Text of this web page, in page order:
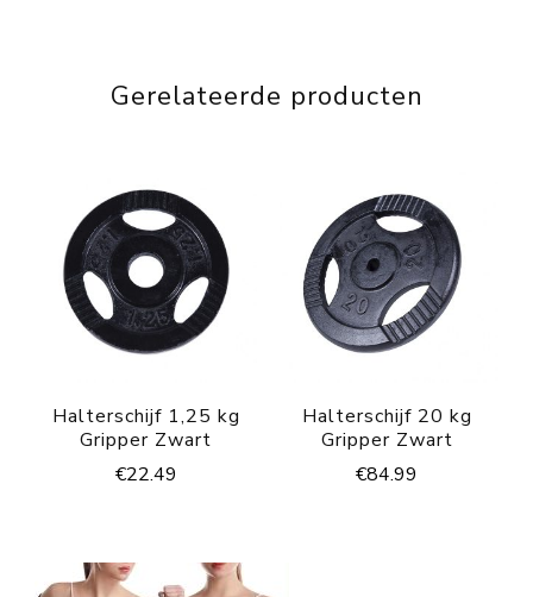
Gerelateerde producten
Halterschijf 1,25 kg
Gripper Zwart
€22.49
Halterschijf 20 kg
Gripper Zwart
€84.99